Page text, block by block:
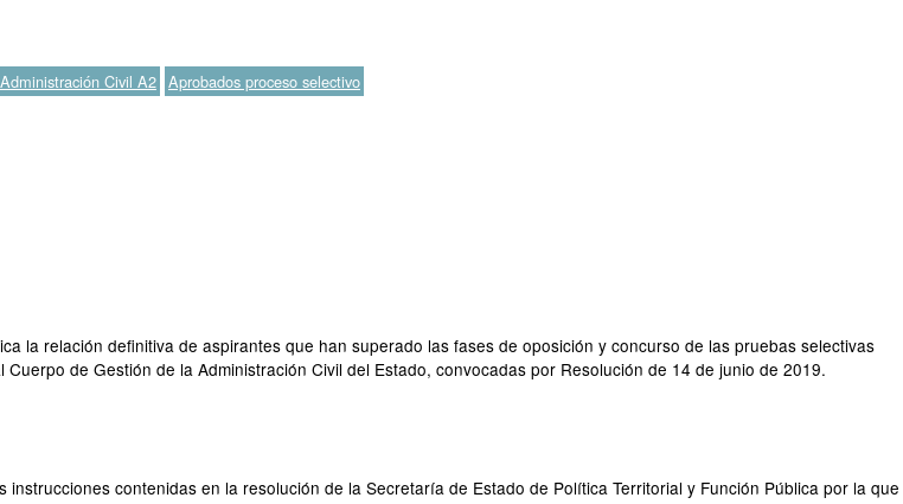
Civil A2 Etiquetas
Aprobados proceso selectivo
la relación definitiva de aspirantes que han superado las fases de oposición y concurso de las pruebas selectivas
de Gestión de la Administración Civil del Estado, convocadas por Resolución de 14 de junio de 2019.
contenidas en la resolución de la Secretaría de Estado de Política Territorial y Función Pública por la que